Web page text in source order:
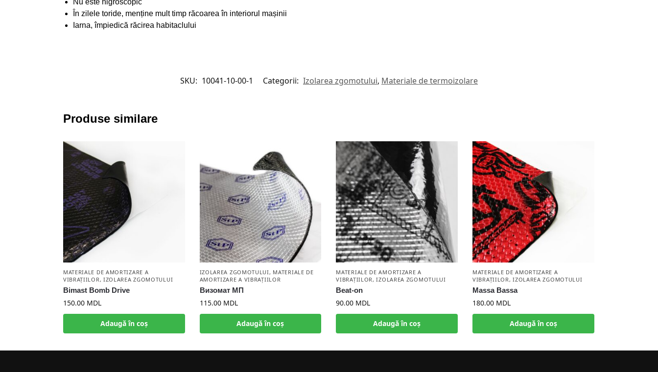
Nu este higroscopic
În zilele toride, menține mult timp răcoarea în interiorul mașinii
Iarna, împiedică răcirea habitaclului
SKU: 10041-10-00-1 Categorii: Izolarea zgomotului, Materiale de termoizolare
Produse similare
MATERIALE DE AMORTIZARE A
VIBRAȚIILOR, IZOLAREA ZGOMOTULUI
Bimast Bomb Drive
150.00 MDL
Adaugă în coș
IZOLAREA ZGOMOTULUI, MATERIALE DE
AMORTIZARE A VIBRAȚIILOR
Визомат МП
115.00 MDL
Adaugă în coș
MATERIALE DE AMORTIZARE A
VIBRAȚIILOR,IZOLAREA ZGOMOTULUI
Beat-on
90.00 MDL
Adaugă în coș
MATERIALE DE AMORTIZARE A
VIBRAȚIILOR,IZOLAREA ZGOMOTULUI
Massa Bassa
180.00 MDL
Adaugă în coș